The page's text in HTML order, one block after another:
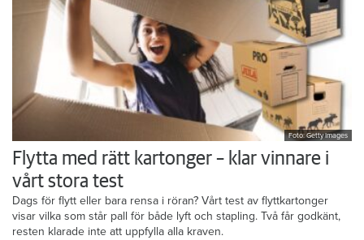
Foto: Getty Images
Flytta med rätt kartonger – klar vinnare i
vårt stora test
Dags för flytt eller bara rensa i röran? Vårt test av flyttkartonger
visar vilka som står pall för både lyft och stapling. Två får godkänt,
resten klarade inte att uppfylla alla kraven.